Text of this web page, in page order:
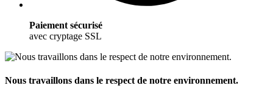
Paiement sécurisé
avec cryptage SSL
Nous travaillons dans le respect de notre environnement.